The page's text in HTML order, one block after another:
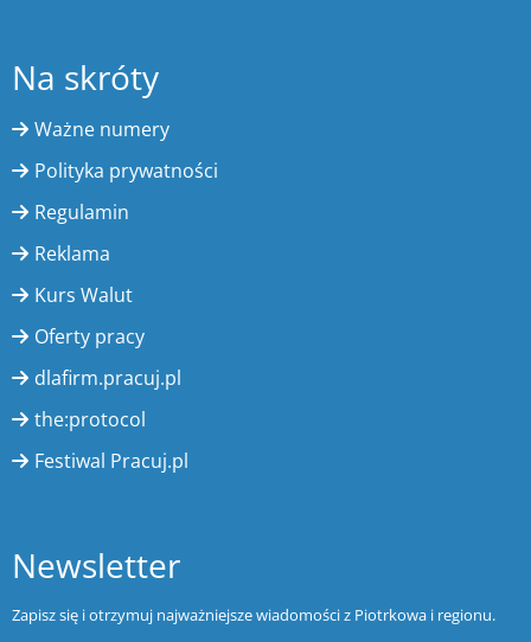
Na skróty
Ważne numery
Polityka prywatności
Regulamin
Reklama
Kurs Walut
Oferty pracy
dlafirm.pracuj.pl
the:protocol
Festiwal Pracuj.pl
Newsletter
Zapisz się i otrzymuj najważniejsze wiadomości z Piotrkowa i regionu.